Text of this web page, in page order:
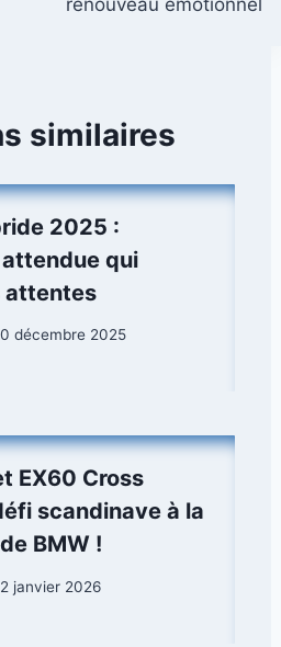
renouveau émotionnel
similaires
2025 :
qui
attentes
décembre 2025
EX60 Cross
scandinave à la
BMW !
janvier 2026